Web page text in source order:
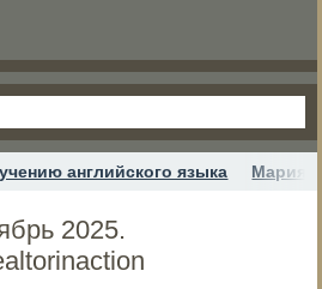
английского языка Мария
2025.